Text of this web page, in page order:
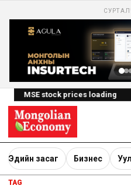
MSE stock prices loading
Эдийн засаг Бизнес
TAG